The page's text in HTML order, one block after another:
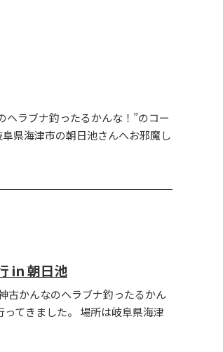
ラブナ釣ったるかんな！”のコー
県海津市の朝日池さんへお邪魔し
in 朝日池
古かんなのヘラブナ釣ったるかん
てきました。 場所は岐阜県海津